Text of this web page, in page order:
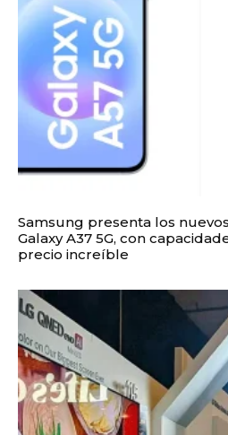
Samsung presenta los nuevos
Galaxy A37 5G, con
precio increíble